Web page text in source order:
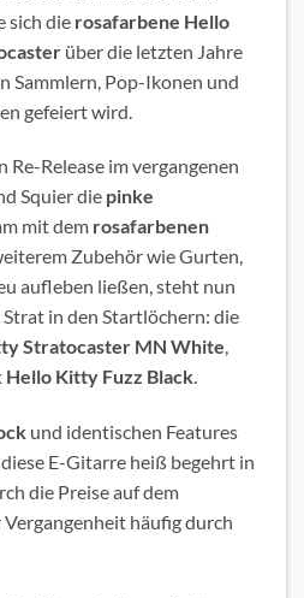
sich die rosafarbene Hello
über die letzten Jahre
Sammlern, Pop-Ikonen und
gefeiert wird.
Re-Release im vergangenen
Squier die pinke
mit dem rosafarbenen
Zubehör wie Gurten,
aufleben ließen, steht nun
in den Startlöchern: die
Stratocaster MN White,
Hello Kitty Fuzz Black.
und identischen Features
E-Gitarre heiß begehrt in
die Preise auf dem
häufig durch